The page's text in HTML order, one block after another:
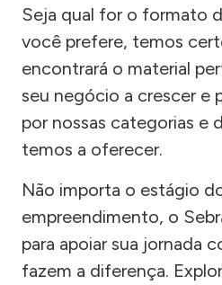
Seja qual for o formato
você prefere, temos
encontrará o material
seu negócio a crescer e
por nossas categorias e
temos a oferecer.
Não importa o estágio
empreendimento, o
para apoiar sua jornada
fazem a diferença.